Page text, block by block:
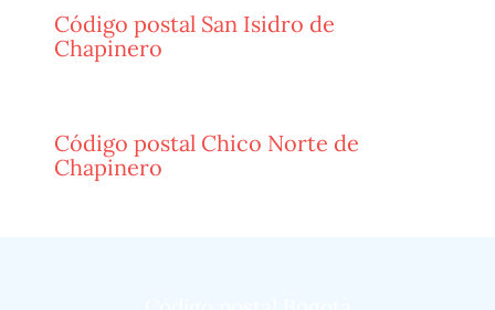
Código postal San Isidro de
Chapinero
Código postal Chico Norte de
Chapinero